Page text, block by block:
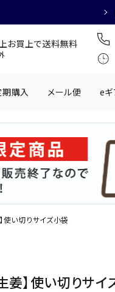
お買上で送料無料
乳製品 か
円 1,001円～2,000
期購入 メール便 eギ
使い切りサイズ小袋
姜】使い切りサイ